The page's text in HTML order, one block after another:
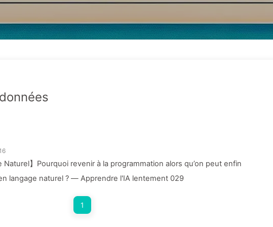
Naturel】Pourquoi revenir à la programmation alors qu’on peut enfin
langage naturel ? — Apprendre l'IA lentement 029
1